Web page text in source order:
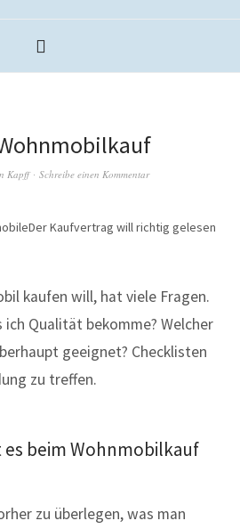
Kapff Schreibe einen Kommentar
Der Kaufvertrag will richtig gelesen
kaufen will, hat viele Fragen.
ich Qualität bekomme? Welcher
geeignet? Checklisten
zu treffen.
es beim Wohnmobilkauf
zu überlegen, was man